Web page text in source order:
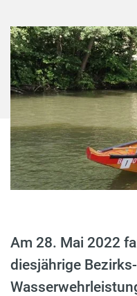
Am 28. Mai 2022
diesjährige Bezirks-